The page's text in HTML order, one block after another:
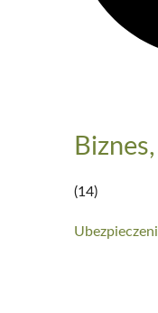
(14)